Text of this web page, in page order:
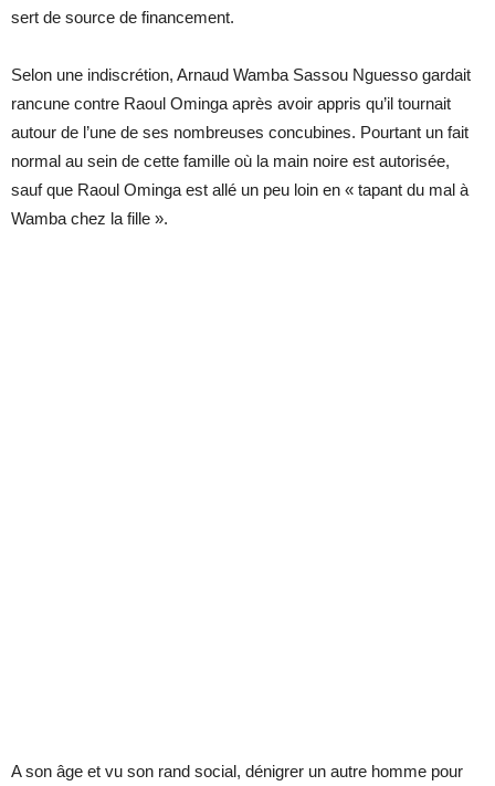
sert de source de financement.
Selon une indiscrétion, Arnaud Wamba Sassou Nguesso gardait
rancune contre Raoul Ominga après avoir appris qu’il tournait
autour de l’une de ses nombreuses concubines. Pourtant un fait
normal au sein de cette famille où la main noire est autorisée,
sauf que Raoul Ominga est allé un peu loin en « tapant du mal à
Wamba chez la fille ».
A son âge et vu son rand social, dénigrer un autre homme pour